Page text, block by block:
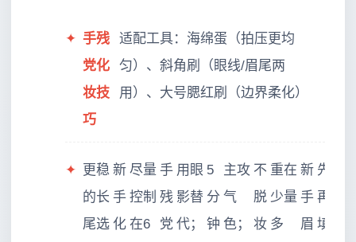
✦ 手残
党化
妆技
巧
适配工具：海绵蛋（拍压更均
匀）、斜角刷（眼线/眉尾两
用）、大号腮红刷（边界柔化）
✦ 更稳
的长
尾选
新
手
化
尽量
控制
在6
手
残
党
用眼
影替
代；
5
分
钟
主攻
气
色；
不
脱
妆
重在
少量
多
新
手
眉
先刷
再
填。